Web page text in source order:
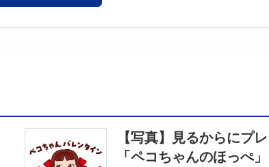
【写真】見るからにプ
「ペコちゃんのほっぺ